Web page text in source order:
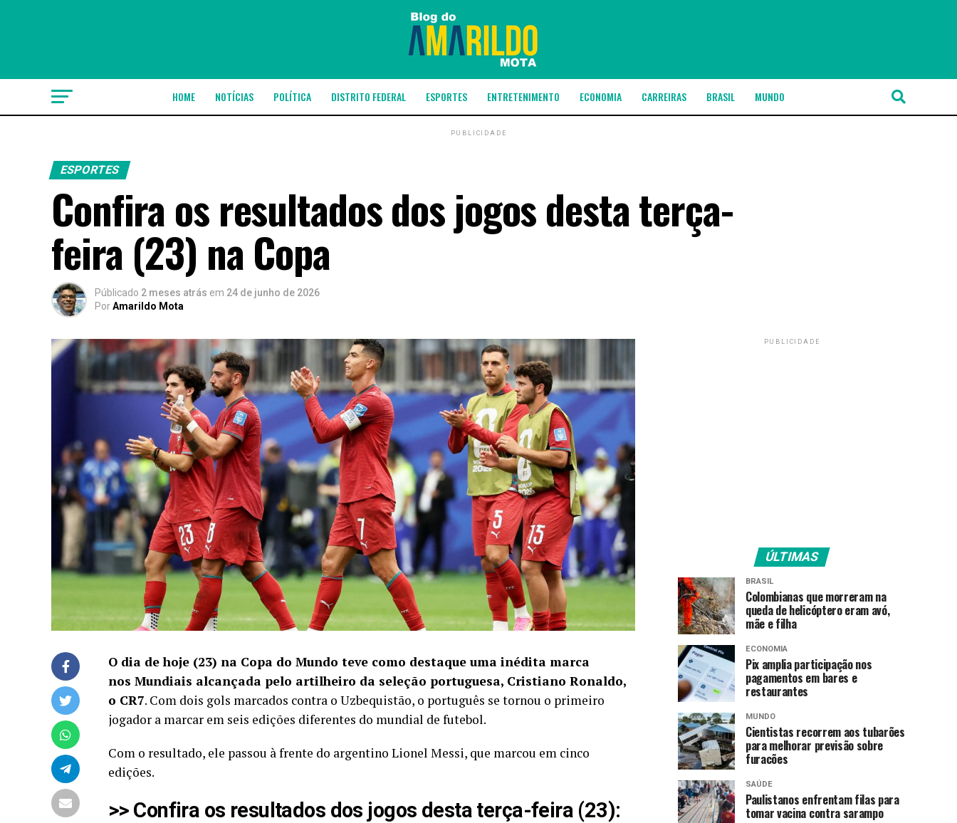
HOME NOTÍCIAS POLÍTICA DISTRITO FEDERAL ESPORTES ENTRETENIMENTO ECONOMIA CARREIRAS BRASIL MUNDO
PUBLICIDADE
ESPORTES
Confira os resultados dos jogos desta terça-
feira (23) na Copa
Públicado 2 meses atrás em 24 de junho de 2026
PorAmarildo Mota
O dia de hoje (23) na Copa do Mundo teve como destaque uma inédita marca
nos Mundiais alcançada pelo artilheiro da seleção portuguesa, Cristiano Ronaldo,
o CR7. Com dois gols marcados contra o Uzbequistão, o português se tornou o primeiro
jogador a marcar em seis edições diferentes do mundial de futebol.
Com o resultado, ele passou à frente do argentino Lionel Messi, que marcou em cinco
edições.
>> Confira os resultados dos jogos desta terça-feira (23):
PUBLICIDADE
ÚLTIMAS
BRASIL
Colombianas que morreram na
queda de helicóptero eram avó,
mãe e filha
ECONOMIA
Pix amplia participação nos
pagamentos em bares e
restaurantes
MUNDO
Cientistas recorrem aos tubarões
para melhorar previsão sobre
furacões
SAÚDE
Paulistanos enfrentam filas para
tomar vacina contra sarampo